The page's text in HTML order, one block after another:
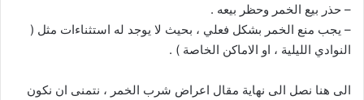
– حذر بيع الخمر وحظر بيعه .
– يجب منع الخمر بشكل فعلي ، بحيث لا يوجد له استثناءات مثل (
النوادي الليلية ، او الاماكن الخاصة ) .
الى هنا نصل الى نهاية مقال اعراض شرب الخمر ، نتمنى ان نكون